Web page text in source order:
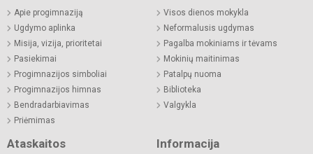
Apie progimnaziją
Ugdymo aplinka
Misija, vizija, prioritetai
Pasiekimai
Progimnazijos simboliai
Progimnazijos himnas
Bendradarbiavimas
Priėmimas
Visos dienos mokykla
Neformalusis ugdymas
Pagalba mokiniams ir tėvams
Mokinių maitinimas
Patalpų nuoma
Biblioteka
Valgykla
Ataskaitos Informacija